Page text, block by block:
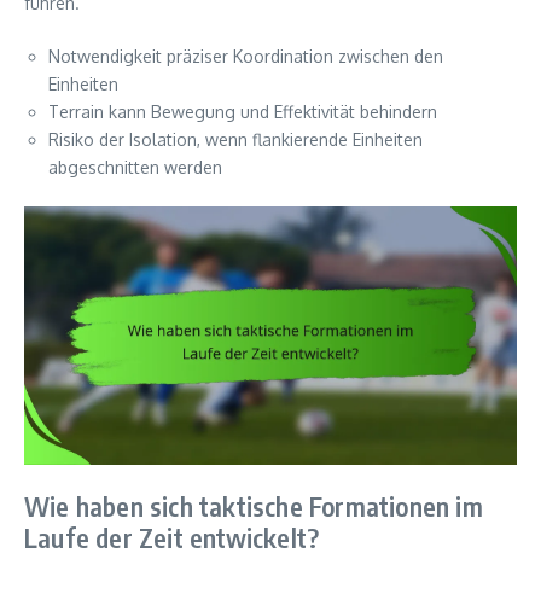
Notwendigkeit präziser Koordination zwischen den
Einheiten
Terrain kann Bewegung und Effektivität behindern
Risiko der Isolation, wenn flankierende Einheiten
abgeschnitten werden
Wie haben sich taktische Formationen im
Laufe der Zeit entwickelt?